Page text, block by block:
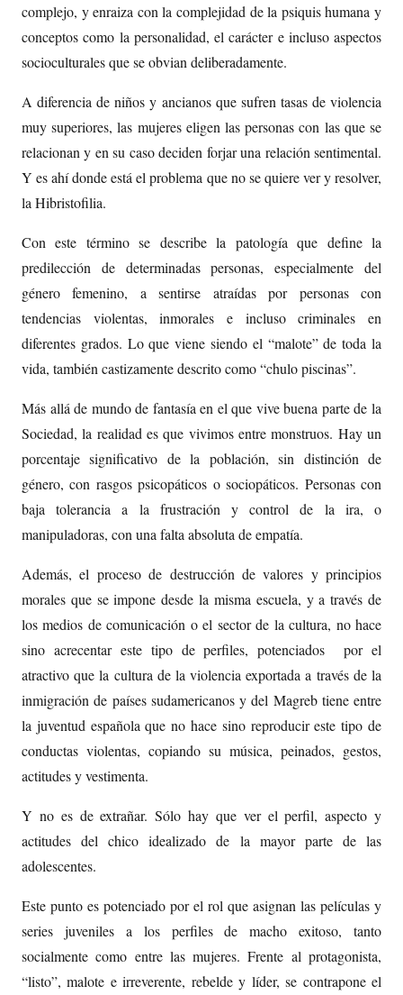
complejo, y enraiza con la complejidad de la psiquis humana y
conceptos como la personalidad, el carácter e incluso aspectos
socioculturales que se obvian deliberadamente.
A diferencia de niños y ancianos que sufren tasas de violencia
muy superiores, las mujeres eligen las personas con las que se
relacionan y en su caso deciden forjar una relación sentimental.
Y es ahí donde está el problema que no se quiere ver y resolver,
la Hibristofilia.
Con este término se describe la patología que define la
predilección de determinadas personas, especialmente del
género femenino, a sentirse atraídas por personas con
tendencias violentas, inmorales e incluso criminales en
diferentes grados. Lo que viene siendo el “malote” de toda la
vida, también castizamente descrito como “chulo piscinas”.
Más allá de mundo de fantasía en el que vive buena parte de la
Sociedad, la realidad es que vivimos entre monstruos. Hay un
porcentaje significativo de la población, sin distinción de
género, con rasgos psicopáticos o sociopáticos. Personas con
baja tolerancia a la frustración y control de la ira, o
manipuladoras, con una falta absoluta de empatía.
Además, el proceso de destrucción de valores y principios
morales que se impone desde la misma escuela, y a través de
los medios de comunicación o el sector de la cultura, no hace
sino acrecentar este tipo de perfiles, potenciados por el
atractivo que la cultura de la violencia exportada a través de la
inmigración de países sudamericanos y del Magreb tiene entre
la juventud española que no hace sino reproducir este tipo de
conductas violentas, copiando su música, peinados, gestos,
actitudes y vestimenta.
Y no es de extrañar. Sólo hay que ver el perfil, aspecto y
actitudes del chico idealizado de la mayor parte de las
adolescentes.
Este punto es potenciado por el rol que asignan las películas y
series juveniles a los perfiles de macho exitoso, tanto
socialmente como entre las mujeres. Frente al protagonista,
“listo”, malote e irreverente, rebelde y líder, se contrapone el